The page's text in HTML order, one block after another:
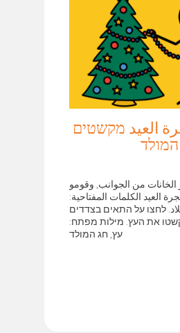
العيد מקשטים
الخانات من الجوانب, وقومو
العيد الكلمات المفتاحية:
לחצו על התאים בצדדים
את העץ. מילות מפתח:
עץ, חג המולד